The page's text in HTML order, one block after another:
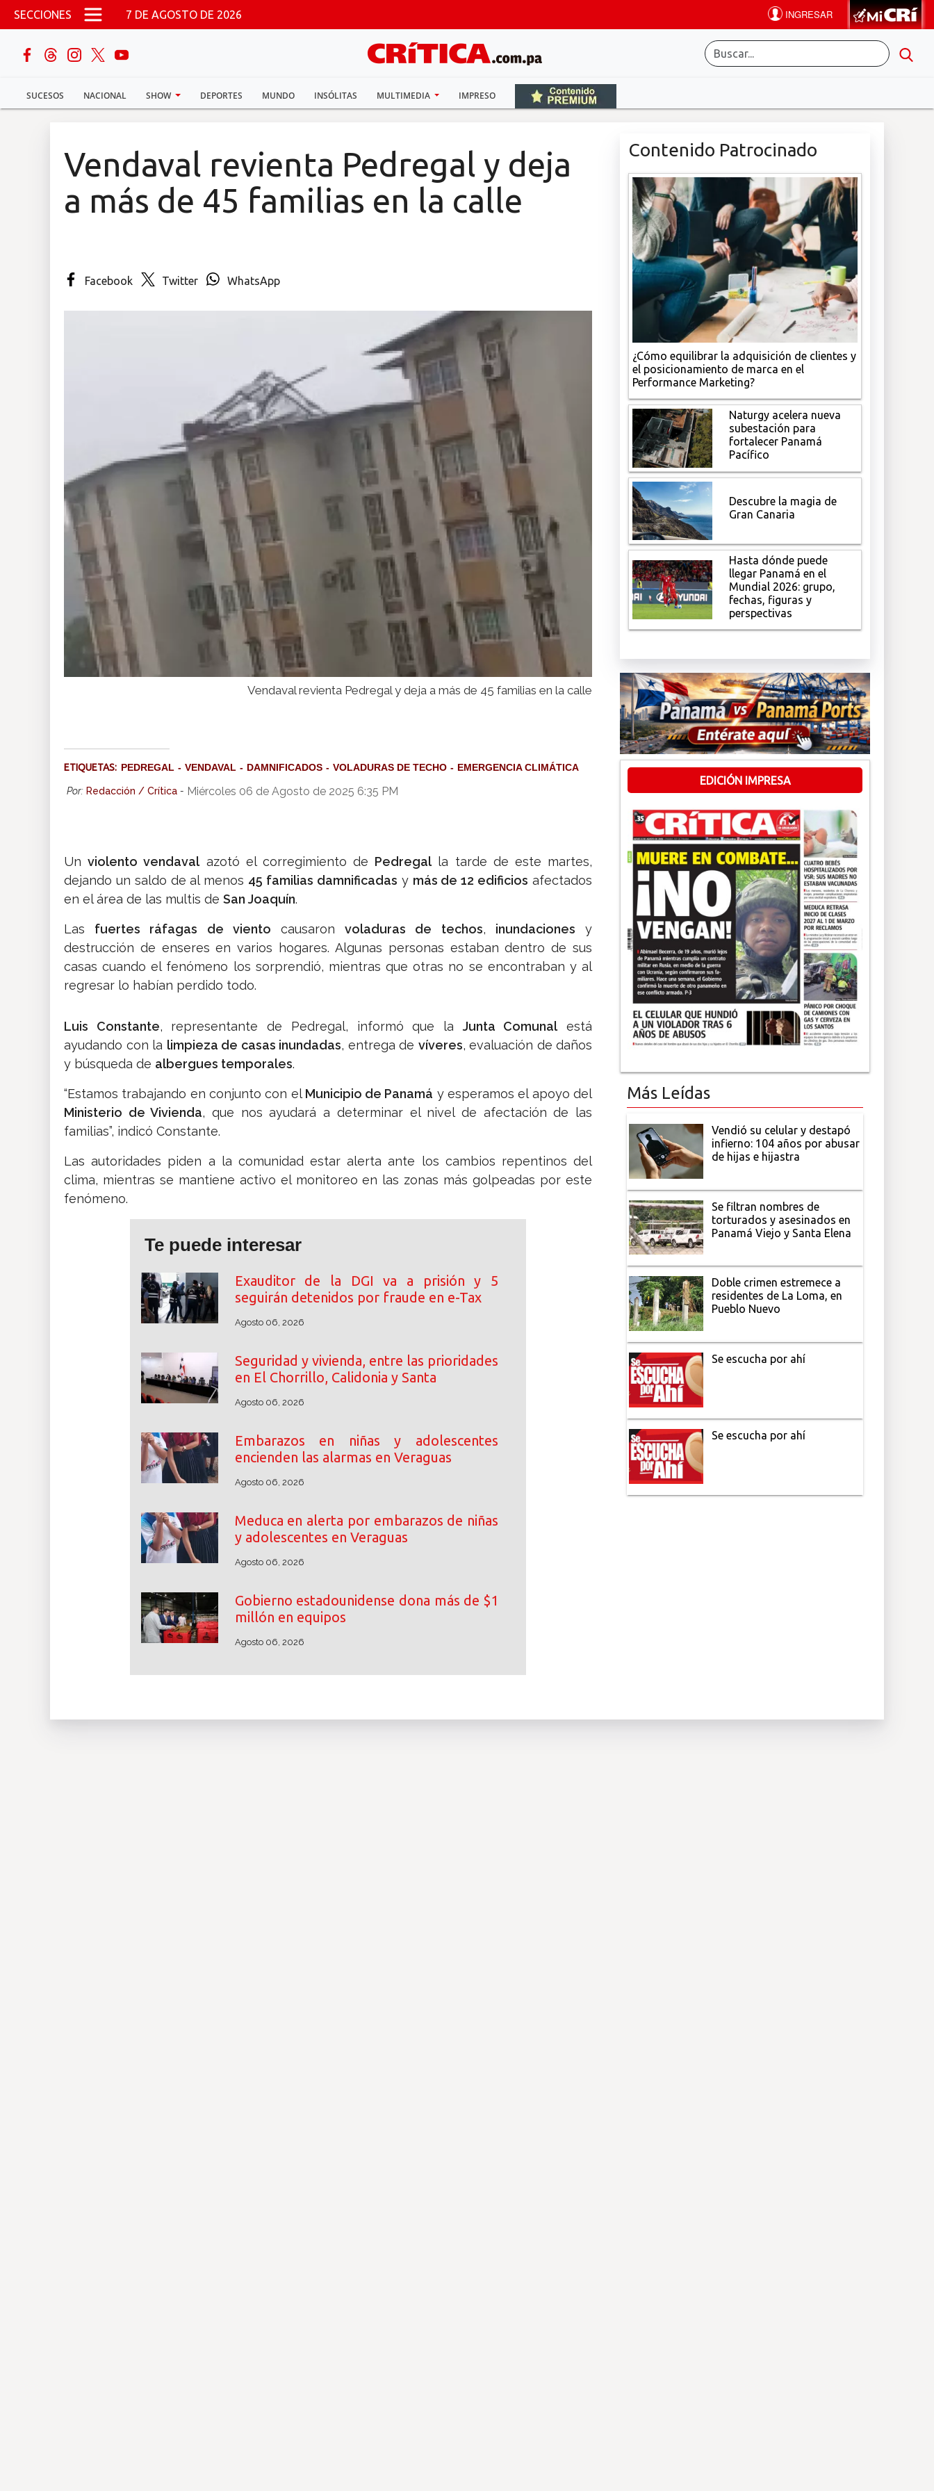
Pasar al contenido principal
SECCIONES 7 DE AGOSTO DE 2026
SUCESOS NACIONAL SHOW DEPORTES MUNDO INSÓLITAS MULTIMEDIA IMPRESO
buscar
Sucesos
Vendaval revienta Pedregal y deja
a más de 45 familias en la calle
Facebook Twitter WhatsApp
Vendaval revienta Pedregal y deja a más de 45 familias en la calle
ETIQUETAS: PEDREGAL VENDAVAL DAMNIFICADOS VOLADURAS DE TECHO EMERGENCIA CLIMÁTICA
Por: Redacción / Crítica - Miércoles 06 de Agosto de 2025 6:35 PM
Unviolento vendavalazotó el corregimiento de Pedregalla tarde de este martes,
dejando un saldo de al menos 45 familias damnificadas y más de 12 edificios afectados
en el área de las multis de San Joaquín.
Las fuertes ráfagas de viento causaronvoladuras de techos, inundaciones y
destrucción de enseres en varios hogares. Algunas personas estaban dentro de sus
casas cuando el fenómeno los sorprendió, mientras que otras no se encontraban y al
regresar lo habían perdido todo.
Luis Constante, representante de Pedregal, informó que la Junta Comunalestá
ayudando con la limpieza de casas inundadas, entrega de víveres, evaluación de daños
y búsqueda de albergues temporales.
“Estamos trabajando en conjunto con elMunicipio de Panamá y esperamos el apoyo del
Ministerio de Vivienda, que nos ayudará a determinar el nivel de afectación de las
familias”, indicó Constante.
Las autoridades piden a la comunidad estar alerta ante los cambios repentinos del
clima, mientras se mantiene activo el monitoreo en las zonas más golpeadas por este
fenómeno.
Te puede interesar
Exauditor de la DGI va a prisión y 5
seguirán detenidos por fraude en e-Tax
Agosto 06, 2026
Seguridad y vivienda, entre las prioridades
en El Chorrillo, Calidonia y Santa
Agosto 06, 2026
Embarazos en niñas y adolescentes
encienden las alarmas en Veraguas
Agosto 06, 2026
Meduca en alerta por embarazos de niñas
y adolescentes en Veraguas
Agosto 06, 2026
Gobierno estadounidense dona más de $1
millón en equipos
Agosto 06, 2026
Contenido Patrocinado
¿Cómo equilibrar la adquisición de clientes y
el posicionamiento de marca en el
Performance Marketing?
Naturgy acelera nueva
subestación para
fortalecer Panamá
Pacífico
Descubre la magia de
Gran Canaria
Hasta dónde puede
llegar Panamá en el
Mundial 2026: grupo,
fechas, figuras y
perspectivas
EDICIÓN IMPRESA
Más Leídas
Vendió su celular y destapó
infierno: 104 años por abusar
de hijas e hijastra
Se filtran nombres de
torturados y asesinados en
Panamá Viejo y Santa Elena
Doble crimen estremece a
residentes de La Loma, en
Pueblo Nuevo
Se escucha por ahí
Se escucha por ahí